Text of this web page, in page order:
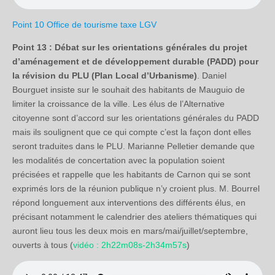
Point 10 Office de tourisme taxe LGV
Point 13 : Débat sur les orientations générales du projet
d’aménagement et de développement durable (PADD) pour
la révision du PLU (Plan Local d’Urbanisme) . Daniel
Bourguet insiste sur le souhait des habitants de Mauguio de
limiter la croissance de la ville. Les élus de l’Alternative
citoyenne sont d’accord sur les orientations générales du PADD
mais ils soulignent que ce qui compte c’est la façon dont elles
seront traduites dans le PLU. Marianne Pelletier demande que
les modalités de concertation avec la population soient
précisées et rappelle que les habitants de Carnon qui se sont
exprimés lors de la réunion publique n’y croient plus. M. Bourrel
répond longuement aux interventions des différents élus, en
précisant notamment le calendrier des ateliers thématiques qui
auront lieu tous les deux mois en mars/mai/juillet/septembre,
ouverts à tous (vidéo : 2h22m08s-2h34m57s)